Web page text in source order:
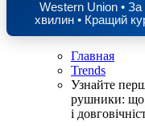
Western Union • За
хвилин • Кращий
Главная
Trends
Узнайте
рушники: що
і